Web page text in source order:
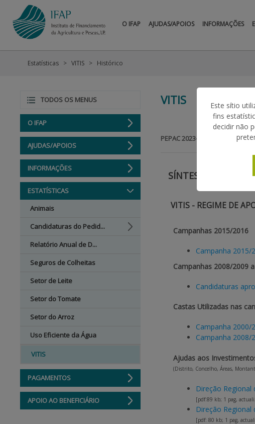
O IFAP AJUDAS/APOIOS INFORMAÇÕES
TODOS OS MENUS
O IFAP
AJUDAS/APOIOS
INFORMAÇÕES
ESTATÍSTICAS
Animais
Candidaturas do Pedid...
Relatório Anual de D...
Seguros de Colheitas
Setor de Leite
Setor do Tomate
Setor do Arroz
Uso Eficiente da Água
VITIS
PAGAMENTOS
APOIO AO BENEFICIÁRIO
Estatísticas VITIS Histórico
VITIS
PEPAC 2023-2027
SÍNTESE
VITIS - REGIME DE
Campanhas 2015/2016
Campanha 2015/
Campanhas 2008/2009
Candidaturas
Castas Utilizadas nas
Campanha 2000/
Campanha 2008/
Ajudas aos
(Distrito, Concelho, Áreas,
Direção
[pdf:89 kb; 1 pag,
Direção Regional
[pdf: 80 kb; 1 pag,
Este sítio
fins
decidir não